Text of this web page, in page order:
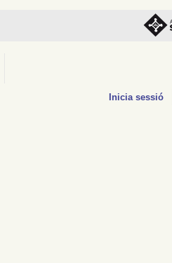
Inicia sessió